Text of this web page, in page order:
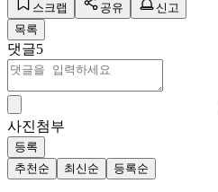
스크랩 공유
신고
목록
댓글5
사진첨부
등록
추천순
최신순 등록순